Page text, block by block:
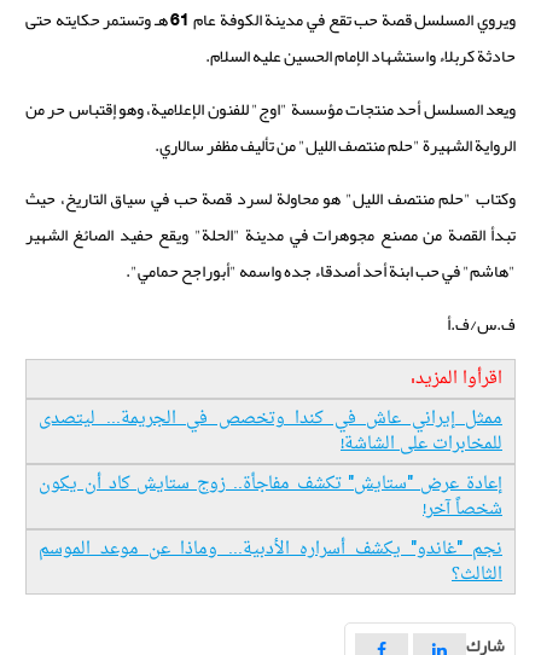
ويروي المسلسل قصة حب تقع في مدينة الكوفة عام 61 هـ وتستمر حكايته حتى
حادثة كربلاء واستشهاد الإمام الحسين عليه السلام.
ويعد المسلسل أحد منتجات مؤسسة "اوج" للفنون الإعلامية، وهو إقتباس حر من
الرواية الشهيرة "حلم منتصف الليل" من تأليف مظفر سالاري.
وكتاب "حلم منتصف الليل" هو محاولة لسرد قصة حب في سياق التاريخ، حيث
تبدأ القصة من مصنع مجوهرات في مدينة "الحلة" ويقع حفيد الصائغ الشهير
"هاشم" في حب ابنة أحد أصدقاء جده واسمه "أبوراجح حمامي".
ف.س/ف.أ
اقرأوا المزيد:
ممثل إيراني عاش في كندا وتخصص في الجريمة... ليتصدى
للمخابرات على الشاشة!
إعادة عرض "ستايش" تكشف مفاجأة.. زوج ستايش كاد أن يكون
شخصاً آخر!
نجم "غاندو" يكشف أسراره الأدبية... وماذا عن موعد الموسم
الثالث؟
شارك